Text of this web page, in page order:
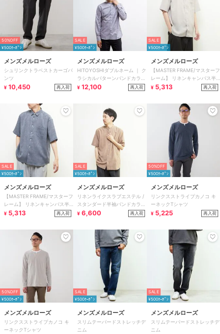
50%OFF
¥500ｸｰﾎﾟﾝ
メンズメルローズ
シュリンクトラベストカーゴパ
ンツ
¥ 10,450 再入荷
SALE
¥500ｸｰﾎﾟﾝ
メンズメルローズ
HITOYOSHIダブルネーム ｜ ク
ラシカルパターンバンドカラー
シャツ
¥ 12,100 再入荷
SALE
¥500ｸｰﾎﾟﾝ
メンズメルローズ
【MASTER FRAME/マスターフ
レーム】 リネンキャンバス半
袖シャツ
¥ 5,313 再入荷
SALE
¥500ｸｰﾎﾟﾝ
メンズメルローズ
【MASTER FRAME/マスターフ
レーム】 リネンキャンバス半
袖シャツ
¥ 5,313 再入荷
SALE
¥500ｸｰﾎﾟﾝ
メンズメルローズ
リネンライクスラブエステル /
スタンダード半袖バンドカラー
シャツ
¥ 6,600 再入荷
50%OFF
¥500ｸｰﾎﾟﾝ
メンズメルローズ
リンクスストライプカノコ キ
ーネックTシャツ
¥ 5,225 再入荷
50%OFF
¥500ｸｰﾎﾟﾝ
メンズメルローズ
リンクスストライプカノコ キ
ーネックTシャツ
SALE
¥500ｸｰﾎﾟﾝ
メンズメルローズ
スリムテーパードストレッチデ
ニム
SALE
¥500ｸｰﾎﾟﾝ
メンズメルローズ
スリムテーパードストレッチデ
ニム